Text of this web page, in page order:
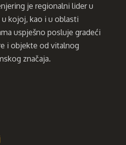
je regionalni lider u
kojoj, kao i u oblasti
uspješno posluje gradeći
i objekte od vitalnog
značaja.